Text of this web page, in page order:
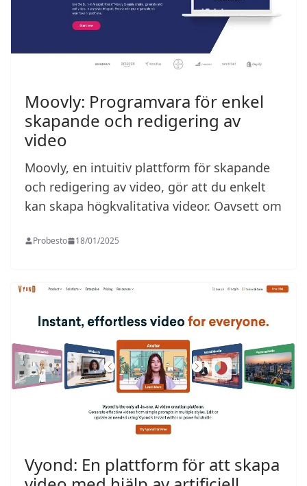
Moovly: Programvara för enkel
skapande och redigering av
video
Moovly, en intuitiv plattform för skapande
och redigering av video, gör att du enkelt
kan skapa högkvalitativa videor. Oavsett om
Probesto 18/01/2025
Vyond: En plattform för att skapa